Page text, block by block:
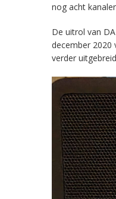
nog acht
De uitrol van
december 2020
verder